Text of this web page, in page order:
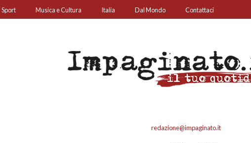
Sport Musica e Cultura Italia Dal Mondo Contattaci
redazione@impaginato.it